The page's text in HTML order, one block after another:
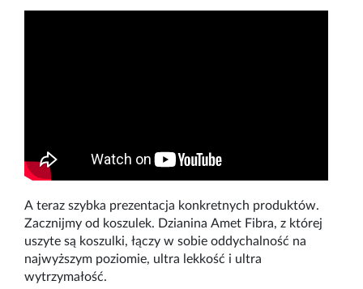
A teraz szybka prezentacja konkretnych produktów.
Zacznijmy od koszulek. Dzianina Amet Fibra, z której
uszyte są koszulki, łączy w sobie oddychalność na
najwyższym poziomie, ultra lekkość i ultra
wytrzymałość.